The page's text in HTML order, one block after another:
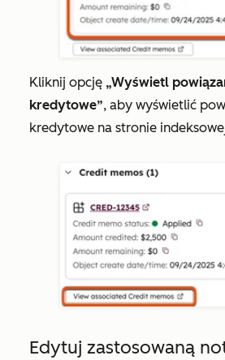
Kliknij opcję „Wyświetl
kredytowe”, aby wyświetlić
kredytowe na stronie
Edytuj zastosowaną